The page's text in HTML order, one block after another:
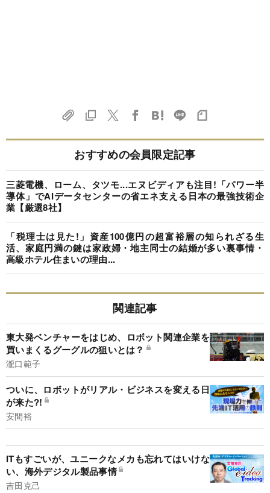
おすすめの会員限定記事
三菱電機、ローム、タツモ...エヌビディアも注目!「パワー半
導体」でAIデータセンターの省エネ支える日本の最強技術企
業【厳選8社】
「税理士は見た!」資産100億円の超富裕層の知られざる生
活、家庭円満の鍵は家政婦・地主同士の結婚が多い裏事情・
高級ホテル住まいの理由...
関連記事
東大発ベンチャーをはじめ、ロボット関連企業を
買いまくるグーグルの狙いとは？
瀧口範子
ついに、ロボットがリアル・ビジネスを変える日
が来た?!
安間裕
ITもすごいが、ユニークなメカも忘れてはいけな
い、海外デジタル製品事情
吉田克己